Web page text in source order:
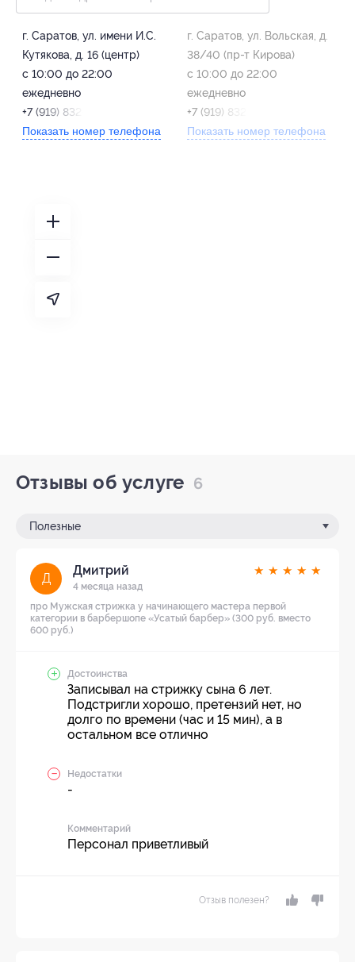
г. Саратов, ул. имени И.С.
Кутякова, д. 16 (центр)
с 10:00 до 22:00
ежедневно
+7 (919) 832-37-39
Показать номер телефона
г. Саратов, ул. Вольская, д.
38/40 (пр-т Кирова)
с 10:00 до 22:00
ежедневно
+7 (919) 832-37-39
Показать номер телефона
Отзывы об услуге 6
Полезные
Д
Дмитрий
4 месяца назад
★ ★ ★ ★ ★
про Мужская стрижка у начинающего мастера первой
категории в барбершопе «Усатый барбер» (300 руб. вместо
600 руб.)
Достоинства
Записывал на стрижку сына 6 лет.
Подстригли хорошо, претензий нет, но
долго по времени (час и 15 мин), а в
остальном все отлично
Недостатки
-
Комментарий
Персонал приветливый
Отзыв полезен?